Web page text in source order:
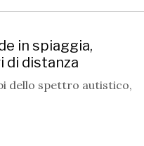
in spiaggia,
di distanza
dello spettro autistico,